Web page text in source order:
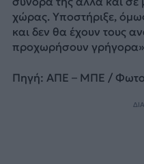
χώρας. Υποστήριξε,
και δεν θα έχουν τους
προχωρήσουν
Πηγή: ΑΠΕ – ΜΠΕ /